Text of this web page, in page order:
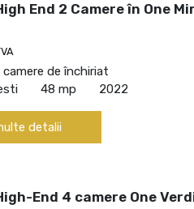
End 2 Camere în One
de închiriat
48 mp 2022
detalii
End 4 camere One